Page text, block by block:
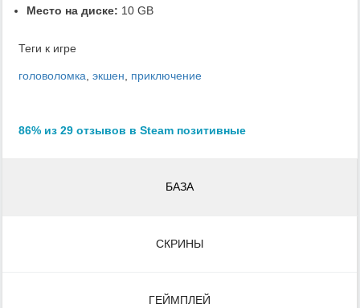
Место на диске: 10 GB
Теги к игре
головоломка, экшен, приключение
86% из 29 отзывов в Steam позитивные
БАЗА
СКРИНЫ
ГЕЙМПЛЕЙ